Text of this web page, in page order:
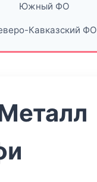
Южный ФО
Кавказский ФО